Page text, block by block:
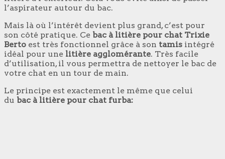
l’aspirateur autour du bac.
Mais là où l’intérêt devient plus grand, c’est pour
son côté pratique. Ce bac à litière pour chat Trixie
Berto est très fonctionnel grâce à son tamis intégré
idéal pour une litière agglomérante. Très facile
d’utilisation, il vous permettra de nettoyer le bac de
votre chat en un tour de main.
Le principe est exactement le même que celui
du bac à litière pour chat furba: